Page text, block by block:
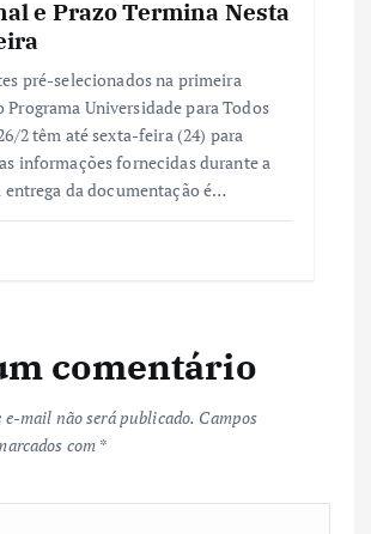
e Prazo Termina Nesta
pré-selecionados na primeira
Programa Universidade para Todos
2 têm até sexta-feira (24) para
informações fornecidas durante a
entrega da documentação é…
comentário
e-mail não será publicado. Campos
com *